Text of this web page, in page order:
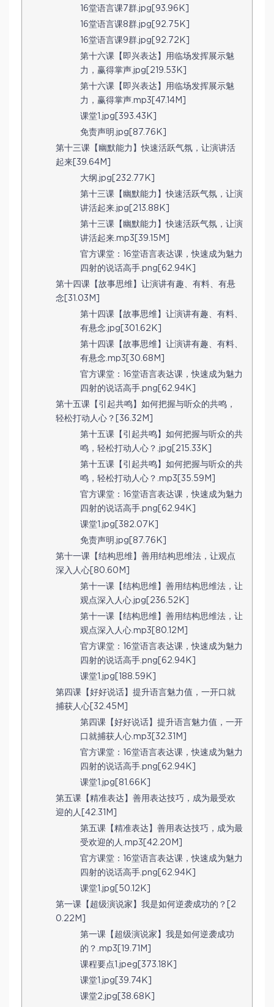
16堂语言课7群.jpg[93.96K]
16堂语言课8群.jpg[92.75K]
16堂语言课9群.jpg[92.72K]
第十六课【即兴表达】用临场发挥展示魅
力，赢得掌声.jpg[219.53K]
第十六课【即兴表达】用临场发挥展示魅
力，赢得掌声.mp3[47.14M]
课堂1.jpg[393.43K]
免责声明.jpg[87.76K]
第十三课【幽默能力】快速活跃气氛，让演讲活
起来[39.64M]
大纲.jpg[232.77K]
第十三课【幽默能力】快速活跃气氛，让演
讲活起来.jpg[213.88K]
第十三课【幽默能力】快速活跃气氛，让演
讲活起来.mp3[39.15M]
官方课堂：16堂语言表达课，快速成为魅力
四射的说话高手.png[62.94K]
第十四课【故事思维】让演讲有趣、有料、有悬
念[31.03M]
第十四课【故事思维】让演讲有趣、有料、
有悬念.jpg[301.62K]
第十四课【故事思维】让演讲有趣、有料、
有悬念.mp3[30.68M]
官方课堂：16堂语言表达课，快速成为魅力
四射的说话高手.png[62.94K]
第十五课【引起共鸣】如何把握与听众的共鸣，
轻松打动人心？[36.32M]
第十五课【引起共鸣】如何把握与听众的共
鸣，轻松打动人心？.jpg[215.33K]
第十五课【引起共鸣】如何把握与听众的共
鸣，轻松打动人心？.mp3[35.59M]
官方课堂：16堂语言表达课，快速成为魅力
四射的说话高手.png[62.94K]
课堂1.jpg[382.07K]
免责声明.jpg[87.76K]
第十一课【结构思维】善用结构思维法，让观点
深入人心[80.60M]
第十一课【结构思维】善用结构思维法，让
观点深入人心.jpg[236.52K]
第十一课【结构思维】善用结构思维法，让
观点深入人心.mp3[80.12M]
官方课堂：16堂语言表达课，快速成为魅力
四射的说话高手.png[62.94K]
课堂1.jpg[188.59K]
第四课【好好说话】提升语言魅力值，一开口就
捕获人心[32.45M]
第四课【好好说话】提升语言魅力值，一开
口就捕获人心.mp3[32.31M]
官方课堂：16堂语言表达课，快速成为魅力
四射的说话高手.png[62.94K]
课堂1.jpg[81.66K]
第五课【精准表达】善用表达技巧，成为最受欢
迎的人[42.31M]
第五课【精准表达】善用表达技巧，成为最
受欢迎的人.mp3[42.20M]
官方课堂：16堂语言表达课，快速成为魅力
四射的说话高手.png[62.94K]
课堂1.jpg[50.12K]
第一课【超级演说家】我是如何逆袭成功的？[2
0.22M]
第一课【超级演说家】我是如何逆袭成功
的？.mp3[19.71M]
课程要点1.jpeg[373.18K]
课堂1.jpg[39.74K]
课堂2.jpg[38.68K]